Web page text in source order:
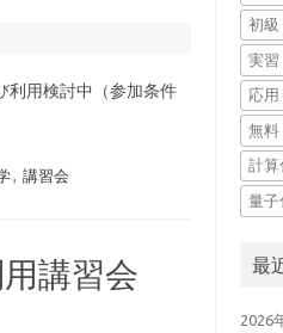
利用検討中（参加条件
, 講習会
講習会
初級
実習
応用
無料
計算
量子
最
2026